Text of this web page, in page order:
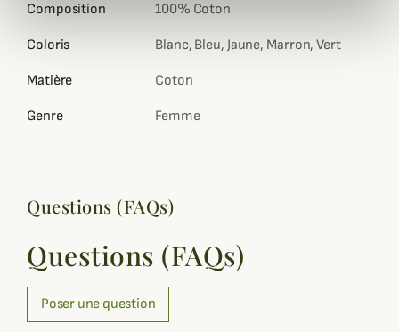
Composition 100% Coton
Coloris Blanc, Bleu, Jaune, Marron, Vert
Matière Coton
Genre Femme
Questions (FAQs)
Questions (FAQs)
Poser une question